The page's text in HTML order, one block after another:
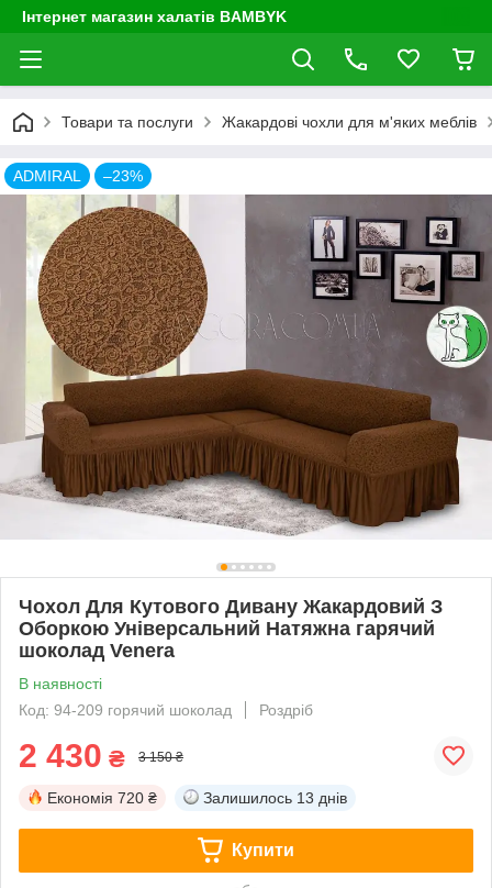
Інтернет магазин халатів BAMBYK
Товари та послуги Жакардові чохли для м'яких меблів
ADMIRAL –23%
Чохол Для Кутового Дивану Жакардовий З
Оборкою Універсальний Натяжна гарячий
шоколад Venera
В наявності
Код: 94-209 горячий шоколад
Роздріб
2 430 ₴ 3 150 ₴
Економія 720 ₴ Залишилось 13 днів
Купити